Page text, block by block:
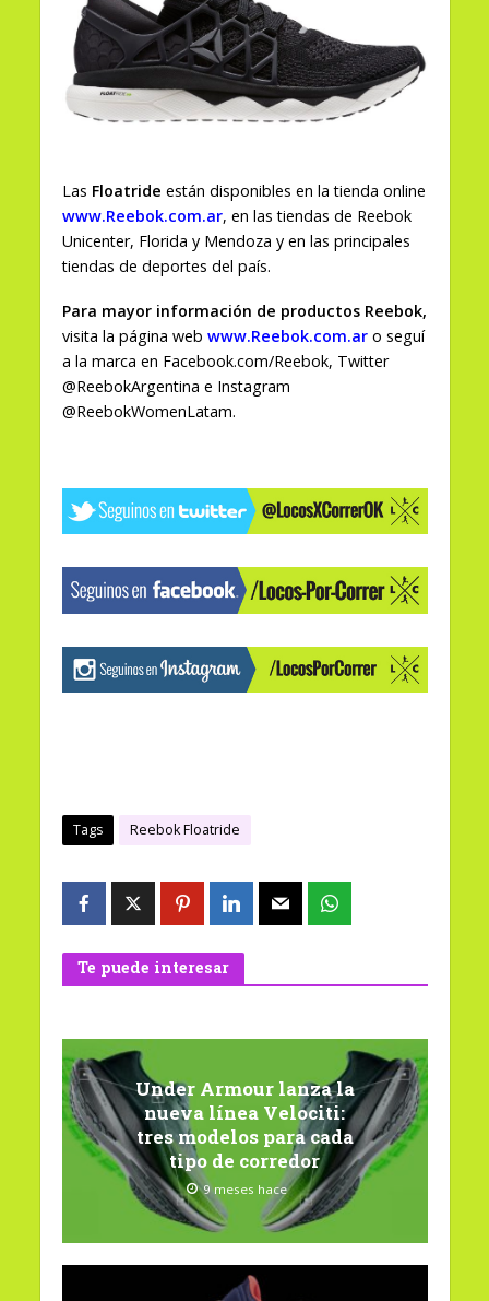
Las Floatride están disponibles en la tienda online
www.Reebok.com.ar, en las tiendas de Reebok
Unicenter, Florida y Mendoza y en las principales
tiendas de deportes del país.
Para mayor información de productos Reebok,
visita la página web www.Reebok.com.aro seguí
a la marca en Facebook.com/Reebok, Twitter
@ReebokArgentina e Instagram
@ReebokWomenLatam.
Tags Reebok Floatride
Te puede interesar
Under Armour lanza la
nueva línea Velociti:
tres modelos para cada
tipo de corredor
9 meses hace